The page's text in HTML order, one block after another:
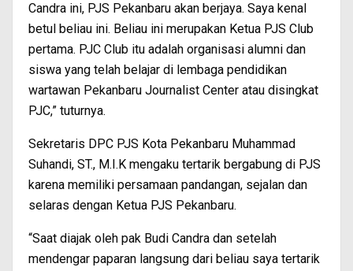
Candra ini, PJS Pekanbaru akan berjaya. Saya kenal
betul beliau ini. Beliau ini merupakan Ketua PJS Club
pertama. PJC Club itu adalah organisasi alumni dan
siswa yang telah belajar di lembaga pendidikan
wartawan Pekanbaru Journalist Center atau disingkat
PJC,” tuturnya.
Sekretaris DPC PJS Kota Pekanbaru Muhammad
Suhandi, ST., M.I.K mengaku tertarik bergabung di PJS
karena memiliki persamaan pandangan, sejalan dan
selaras dengan Ketua PJS Pekanbaru.
“Saat diajak oleh pak Budi Candra dan setelah
mendengar paparan langsung dari beliau saya tertarik